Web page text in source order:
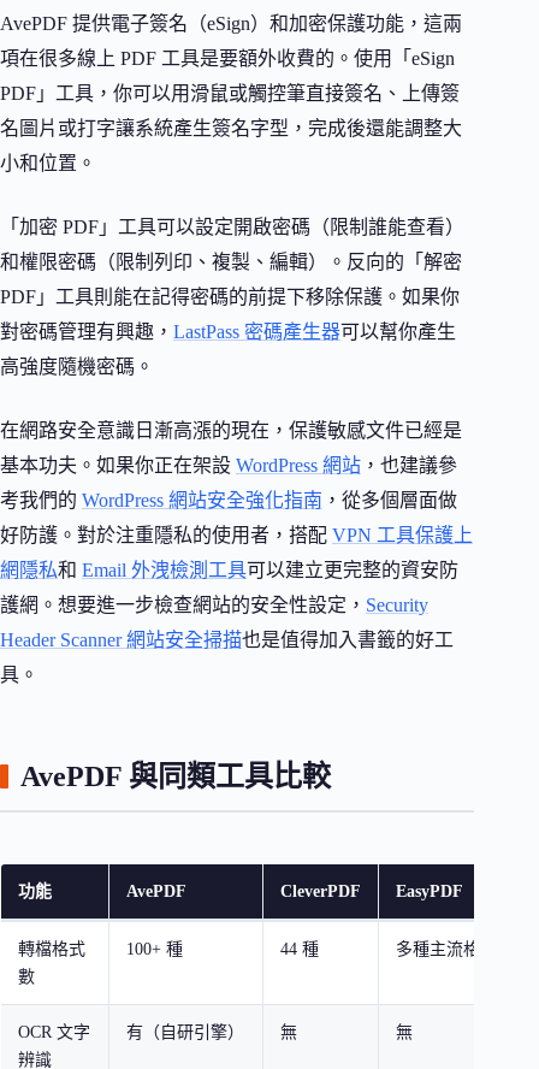
AvePDF 提供電子簽名（eSign）和加密保護功能，這兩
項在很多線上 PDF 工具是要額外收費的。使用「eSign
PDF」工具，你可以用滑鼠或觸控筆直接簽名、上傳簽
名圖片或打字讓系統產生簽名字型，完成後還能調整大
小和位置。
「加密 PDF」工具可以設定開啟密碼（限制誰能查看）
和權限密碼（限制列印、複製、編輯）。反向的「解密
PDF」工具則能在記得密碼的前提下移除保護。如果你
對密碼管理有興趣， LastPass 密碼產生器可以幫你產生
高強度隨機密碼。
在網路安全意識日漸高漲的現在，保護敏感文件已經是
基本功夫。如果你正在架設 WordPress 網站 ，也建議參
考我們的 WordPress 網站安全強化指南 ，從多個層面做
好防護。對於注重隱私的使用者，搭配 VPN 工具保護上
網隱私和 Email 外洩檢測工具可以建立更完整的資安防
護網。想要進一步檢查網站的安全性設定， Security
Header Scanner 網站安全掃描也是值得加入書籤的好工
具。
AvePDF 與同類工具比較
功能 AvePDF CleverPDF EasyPDF
轉檔格式
數
100+ 種 44 種 多種主流格式
OCR 文字
辨識
有（自研引擎） 無 無